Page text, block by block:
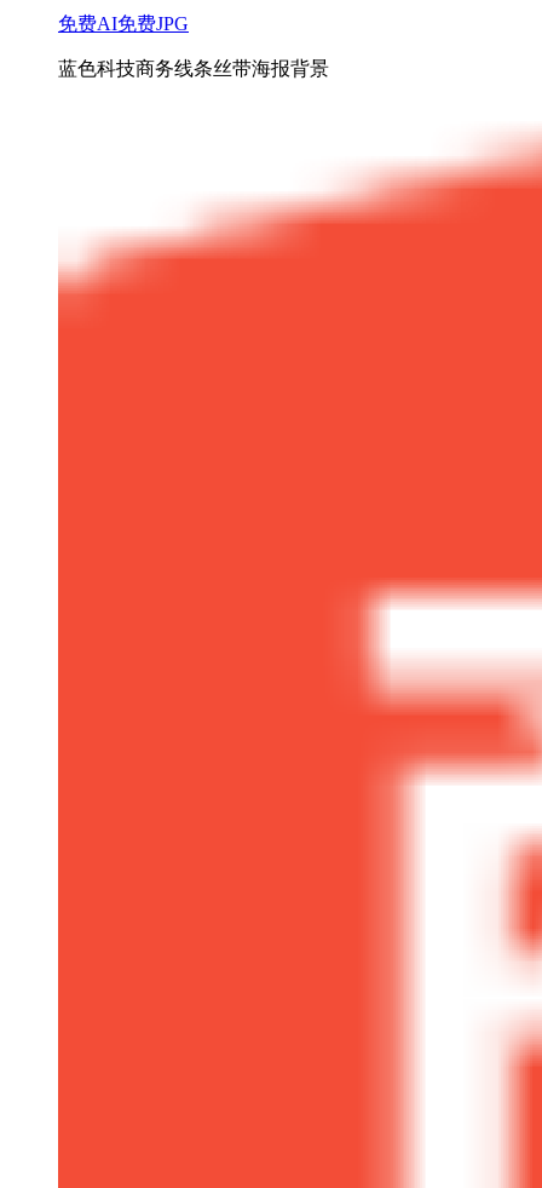
免费AI免费JPG
蓝色科技商务线条丝带海报背景